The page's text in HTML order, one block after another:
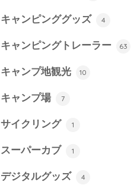
キャンピンググッズ 4
キャンピングトレーラー 63
キャンプ地観光 10
キャンプ場 7
サイクリング 1
スーパーカブ 1
デジタルグッズ 4